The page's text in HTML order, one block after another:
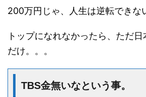
200万円じゃ、人生は逆転できな
トップになれなかったら、ただ
だけ。。。
TBS金無いなという事。